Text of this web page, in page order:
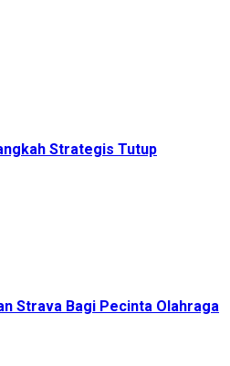
Strategis Tutup
Strava Bagi Pecinta Olahraga